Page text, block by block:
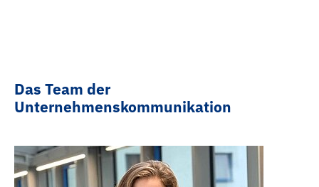
Das Team der
Unternehmenskommunikation